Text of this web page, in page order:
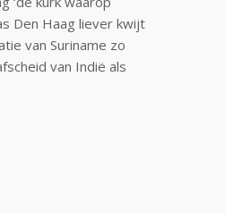
Den Haag liever kwijt
van Suriname zo
van Indië als